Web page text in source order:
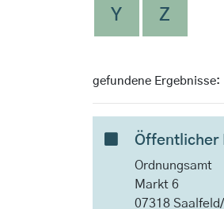
Y Z
gefundene Ergebnisse:
Öffentlicher
Ordnungsamt
Markt 6
07318